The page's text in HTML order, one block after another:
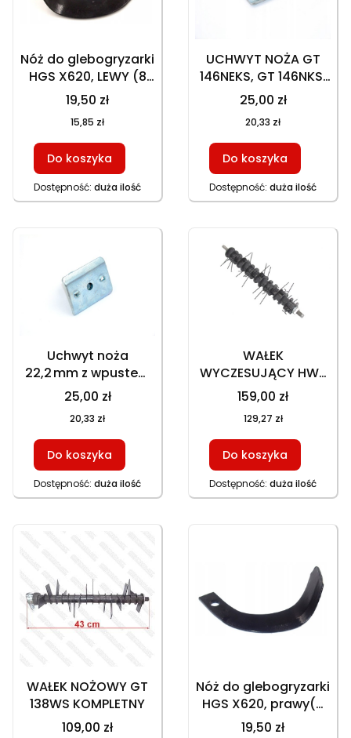
Nóż do glebogryzarki
HGS X620, LEWY (8
SZT. NA KPL.), HGS
X520 (9 SZTUK NA
KOMPLET)
19,50 zł
15,85 zł
Do koszyka
Dostępność: duża ilość
UCHWYT NOŻA GT
146NEKS, GT 146NKS,
HKS 246N1 Z
WPUSTEM NA STAŁE,
602003
25,00 zł
20,33 zł
Do koszyka
Dostępność: duża ilość
Uchwyt noża
22,2 mm z wpustem
do kosiarek
GT146NEKS
HKS753NB HKS246
602057, piasta,
część zamienna
25,00 zł
20,33 zł
Do koszyka
Dostępność: duża ilość
WAŁEK
WYCZESUJĄCY HWS
340, HWS 350, HWS
420 KOMPLETNY
159,00 zł
129,27 zł
Do koszyka
Dostępność: duża ilość
WAŁEK NOŻOWY GT
138WS KOMPLETNY
109,00 zł
Nóż do glebogryzarki
HGS X620, prawy(8
SZTUK NA KPL.), HGS
19,50 zł